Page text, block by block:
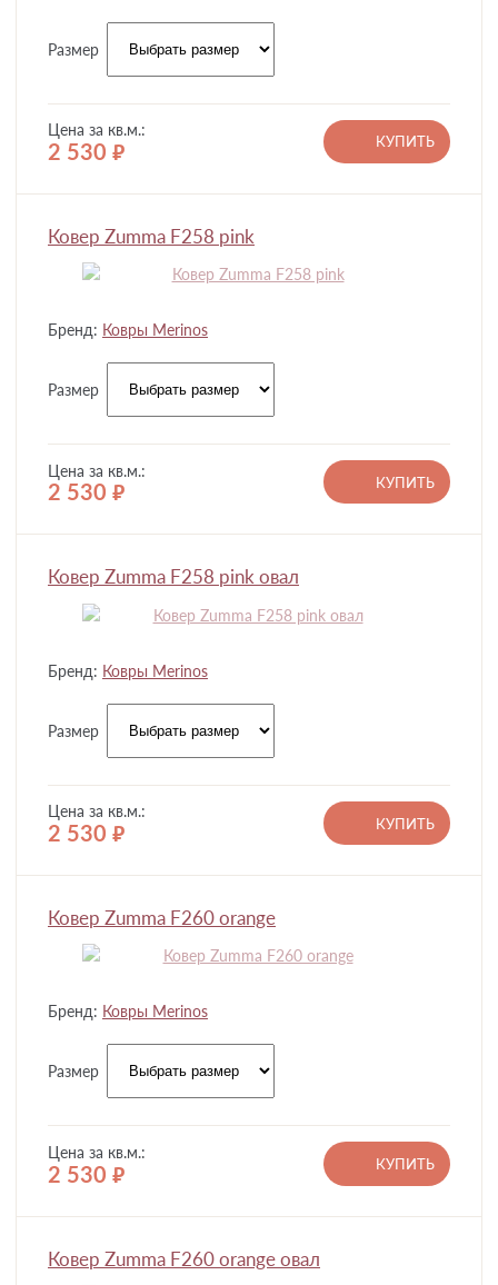
Размер
Цена за кв.м.:
2 530 руб.
КУПИТЬ
Ковер Zumma F258 pink
Бренд: Ковры Merinos
Размер
Цена за кв.м.:
2 530 руб.
КУПИТЬ
Ковер Zumma F258 pink овал
Бренд: Ковры Merinos
Размер
Цена за кв.м.:
2 530 руб.
КУПИТЬ
Ковер Zumma F260 orange
Бренд: Ковры Merinos
Размер
Цена за кв.м.:
2 530 руб.
КУПИТЬ
Ковер Zumma F260 orange овал